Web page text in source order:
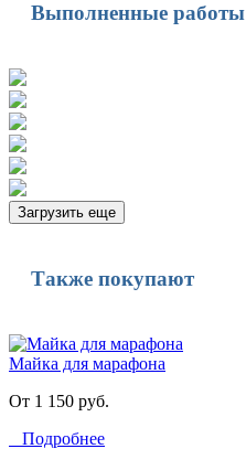
Выполненные работы
Загрузить еще
Также покупают
Майка для марафона
От 1 150 руб.
Подробнее